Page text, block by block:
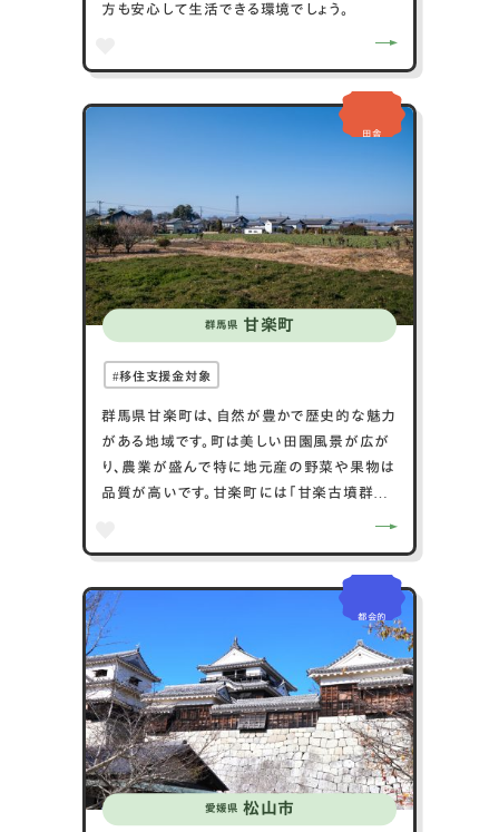
方も安心して生活できる環境でしょう。
群馬県 甘楽町
田舎
移住支援金対象
群馬県甘楽町は、自然が豊かで歴史的な魅力
がある地域です。町は美しい田園風景が広が
り、農業が盛んで特に地元産の野菜や果物は
品質が高いです。甘楽町には「甘楽古墳群」と
地域コミュニティの結束を示すとともに、訪れ
る人々に楽しい体験を提供します。自然、歴
史、地域文化の調和が取れた甘楽町は、落ち
着いた雰囲気の中で多様な魅力を楽しむこと
ができる場所です。
愛媛県 松山市
都会的